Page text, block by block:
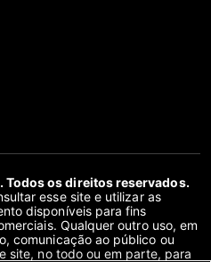
os direitos reservados.
esse site e utilizar as
disponíveis para fins
Qualquer outro uso, em
comunicação ao público ou
site, no todo ou em parte, para